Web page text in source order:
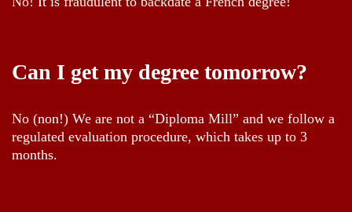
Can I get my degree tomorrow?
No (non!) We are not a “Diploma Mill” and we follow a
regulated evaluation procedure, which takes up to 3
months.